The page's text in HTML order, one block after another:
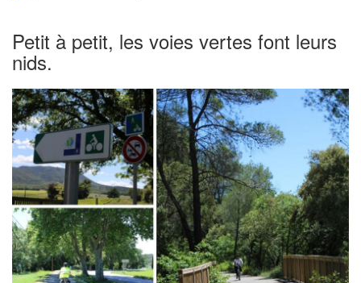
Petit à petit, les voies vertes font leurs
nids.